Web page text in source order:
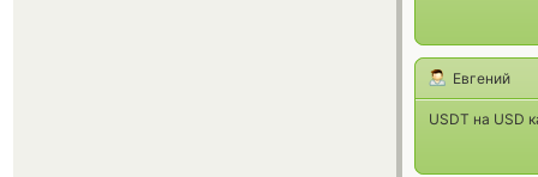
Евгений
USDT на USD